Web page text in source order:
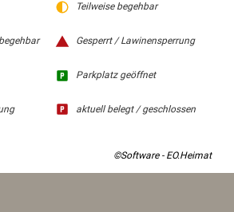
Teilweise begehbar
Gesperrt / Lawinensperrung
Parkplatz geöffnet
aktuell belegt / geschlossen
©Software - EO.Heimat